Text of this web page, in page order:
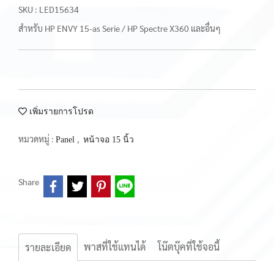
SKU : LED15634
สำหรับ HP ENVY 15-as Serie / HP Spectre X360 และอื่นๆ
เพิ่มรายการโปรด
หมวดหมู่ : Panel , หน้าจอ 15 นิ้ว
Share
รายละเอียด พาสที่ใช้แทนได้ โน๊ตบุ๊คที่ใช้จอนี้